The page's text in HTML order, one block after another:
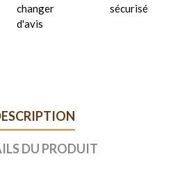
changer
d'avis
sécurisé
DU PRODUIT